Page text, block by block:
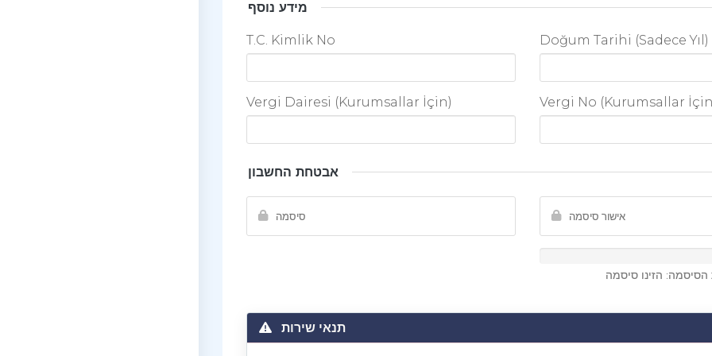
מידע נוסף
T.C. Kimlik No Doğum Tarihi (Sadece Yıl)
Vergi Dairesi (Kurumsallar İçin) Vergi No (Kurumsallar
אבטחת החשבון
הזינו סיסמה
תנאי שירות